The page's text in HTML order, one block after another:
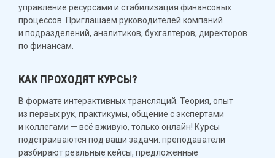
управление ресурсами и стабилизация финансовых
процессов. Приглашаем руководителей компаний
и подразделений, аналитиков, бухгалтеров, директоров
по финансам.
КАК ПРОХОДЯТ КУРСЫ?
В формате интерактивных трансляций. Теория, опыт
из первых рук, практикумы, общение с экспертами
и коллегами — всё вживую, только онлайн! Курсы
подстраиваются под ваши задачи: преподаватели
разбирают реальные кейсы, предложенные